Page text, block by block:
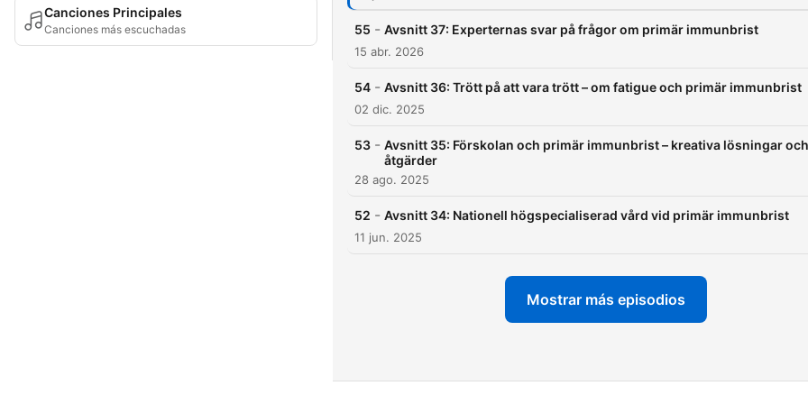
Canciones Principales
Canciones más escuchadas 55 - Avsnitt 37: Experternas svar på frågor om primär immunbrist
15 abr. 2026
54 - Avsnitt 36: Trött på att vara trött – om fatigue och primär immunbrist
02 dic. 2025
53 - Avsnitt 35: Förskolan och primär immunbrist – kreativa lösningar och
åtgärder
28 ago. 2025
52 - Avsnitt 34: Nationell högspecialiserad vård vid primär immunbrist
11 jun. 2025
Mostrar más episodios